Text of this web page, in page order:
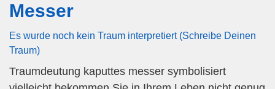
Messer
Es wurde noch kein Traum interpretiert (Schreibe Deinen
Traum)
Traumdeutung kaputtes messer symbolisiert